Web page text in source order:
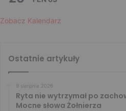
Zobacz Kalendarz
Ostatnie artykuły
9 sierpnia 2026
Ryta nie wytrzymał po
Mocne słowa Żołnierza